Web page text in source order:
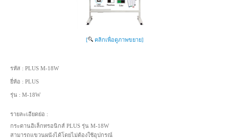
[ คลิกเพื่อดูภาพขยาย]
รหัส : PLUS M-18W
ยี่ห้อ : PLUS
รุ่น : M-18W
รายละเอียดย่อ :
กระดานอิเล็กทรอนิกส์ PLUS รุ่น M-18W
สามารถแขวนผนังได้โดยไม่ต้องใช้อุปกรณ์